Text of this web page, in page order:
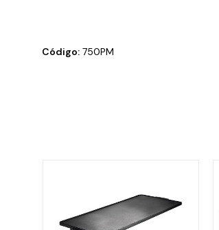
Código: 750PM